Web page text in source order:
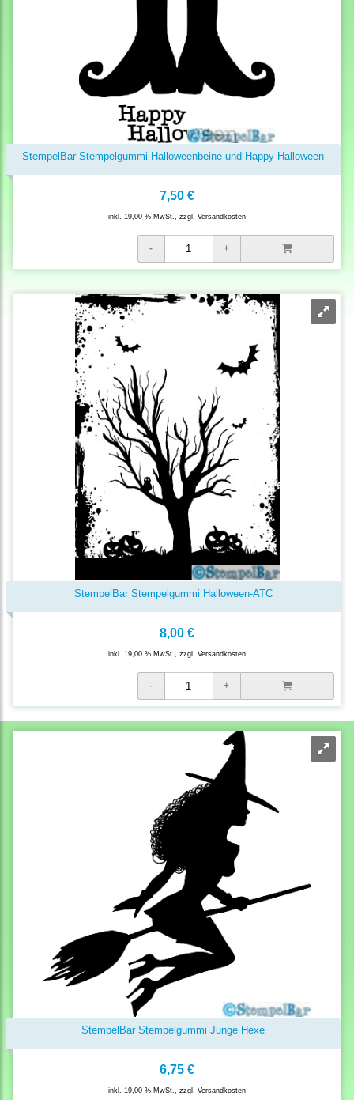
StempelBar Stempelgummi Halloweenbeine und Happy Halloween
7,50 €
inkl. 19,00 % MwSt., zzgl. Versandkosten
StempelBar Stempelgummi Halloween-ATC
8,00 €
inkl. 19,00 % MwSt., zzgl. Versandkosten
StempelBar Stempelgummi Junge Hexe
6,75 €
inkl. 19,00 % MwSt., zzgl. Versandkosten